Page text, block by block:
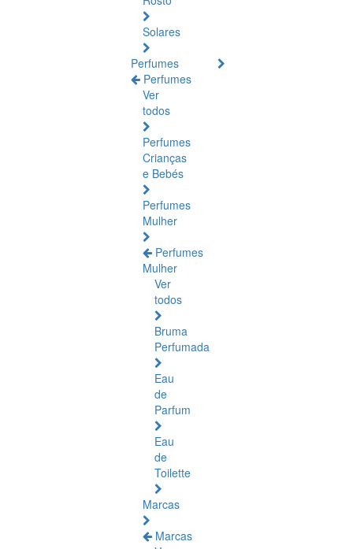
Solares
Perfumes
Perfumes
Ver
todos
Perfumes
Crianças
e Bebés
Perfumes
Mulher
Perfumes
Mulher
Ver
todos
Bruma
Perfumada
Eau
de
Parfum
Eau
de
Toilette
Marcas
Marcas